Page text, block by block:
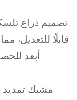
تصميم ذراع
قابلًا للتعديل،
أبعد
مشبك تمديد